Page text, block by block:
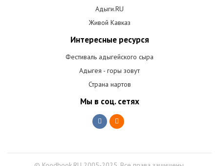
Адыги.RU
Живой Кавказ
Интересные ресурся
Фестиваль адыгейского сыра
Адыгея - горы зовут
Страна нартов
Мы в соц. сетях